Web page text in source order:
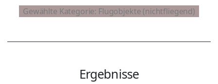
Ergebnisse